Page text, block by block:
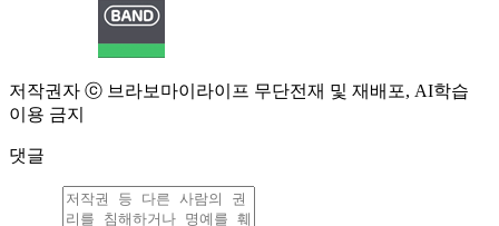
저작권자 ⓒ 브라보마이라이프 무단전재 및 재배포, AI학습
이용 금지
댓글